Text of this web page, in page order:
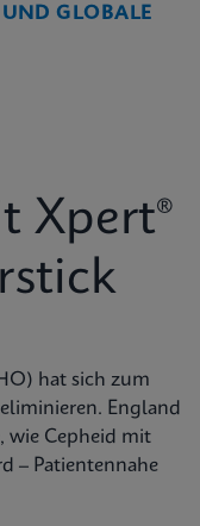
GLOBALE
Xpert®
hat sich zum
England
wie Cepheid mit
– Patientennahe